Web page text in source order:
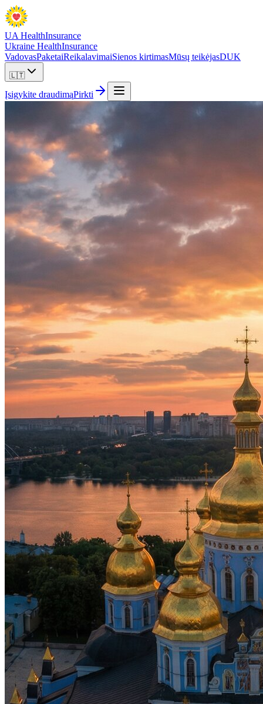
UA HealthInsurance
Ukraine HealthInsurance
VadovasPaketaiReikalavimaiSienos kirtimasMūsų teikėjasDUK
🇱🇹
Įsigykite draudimąPirkti